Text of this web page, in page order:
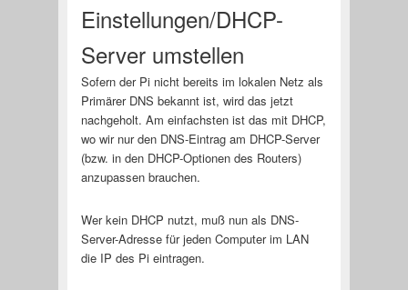
Einstellungen/DHCP-
Server umstellen
Sofern der Pi nicht bereits im lokalen Netz als
Primärer DNS bekannt ist, wird das jetzt
nachgeholt. Am einfachsten ist das mit DHCP,
wo wir nur den DNS-Eintrag am DHCP-Server
(bzw. in den DHCP-Optionen des Routers)
anzupassen brauchen.
Wer kein DHCP nutzt, muß nun als DNS-
Server-Adresse für jeden Computer im LAN
die IP des Pi eintragen.